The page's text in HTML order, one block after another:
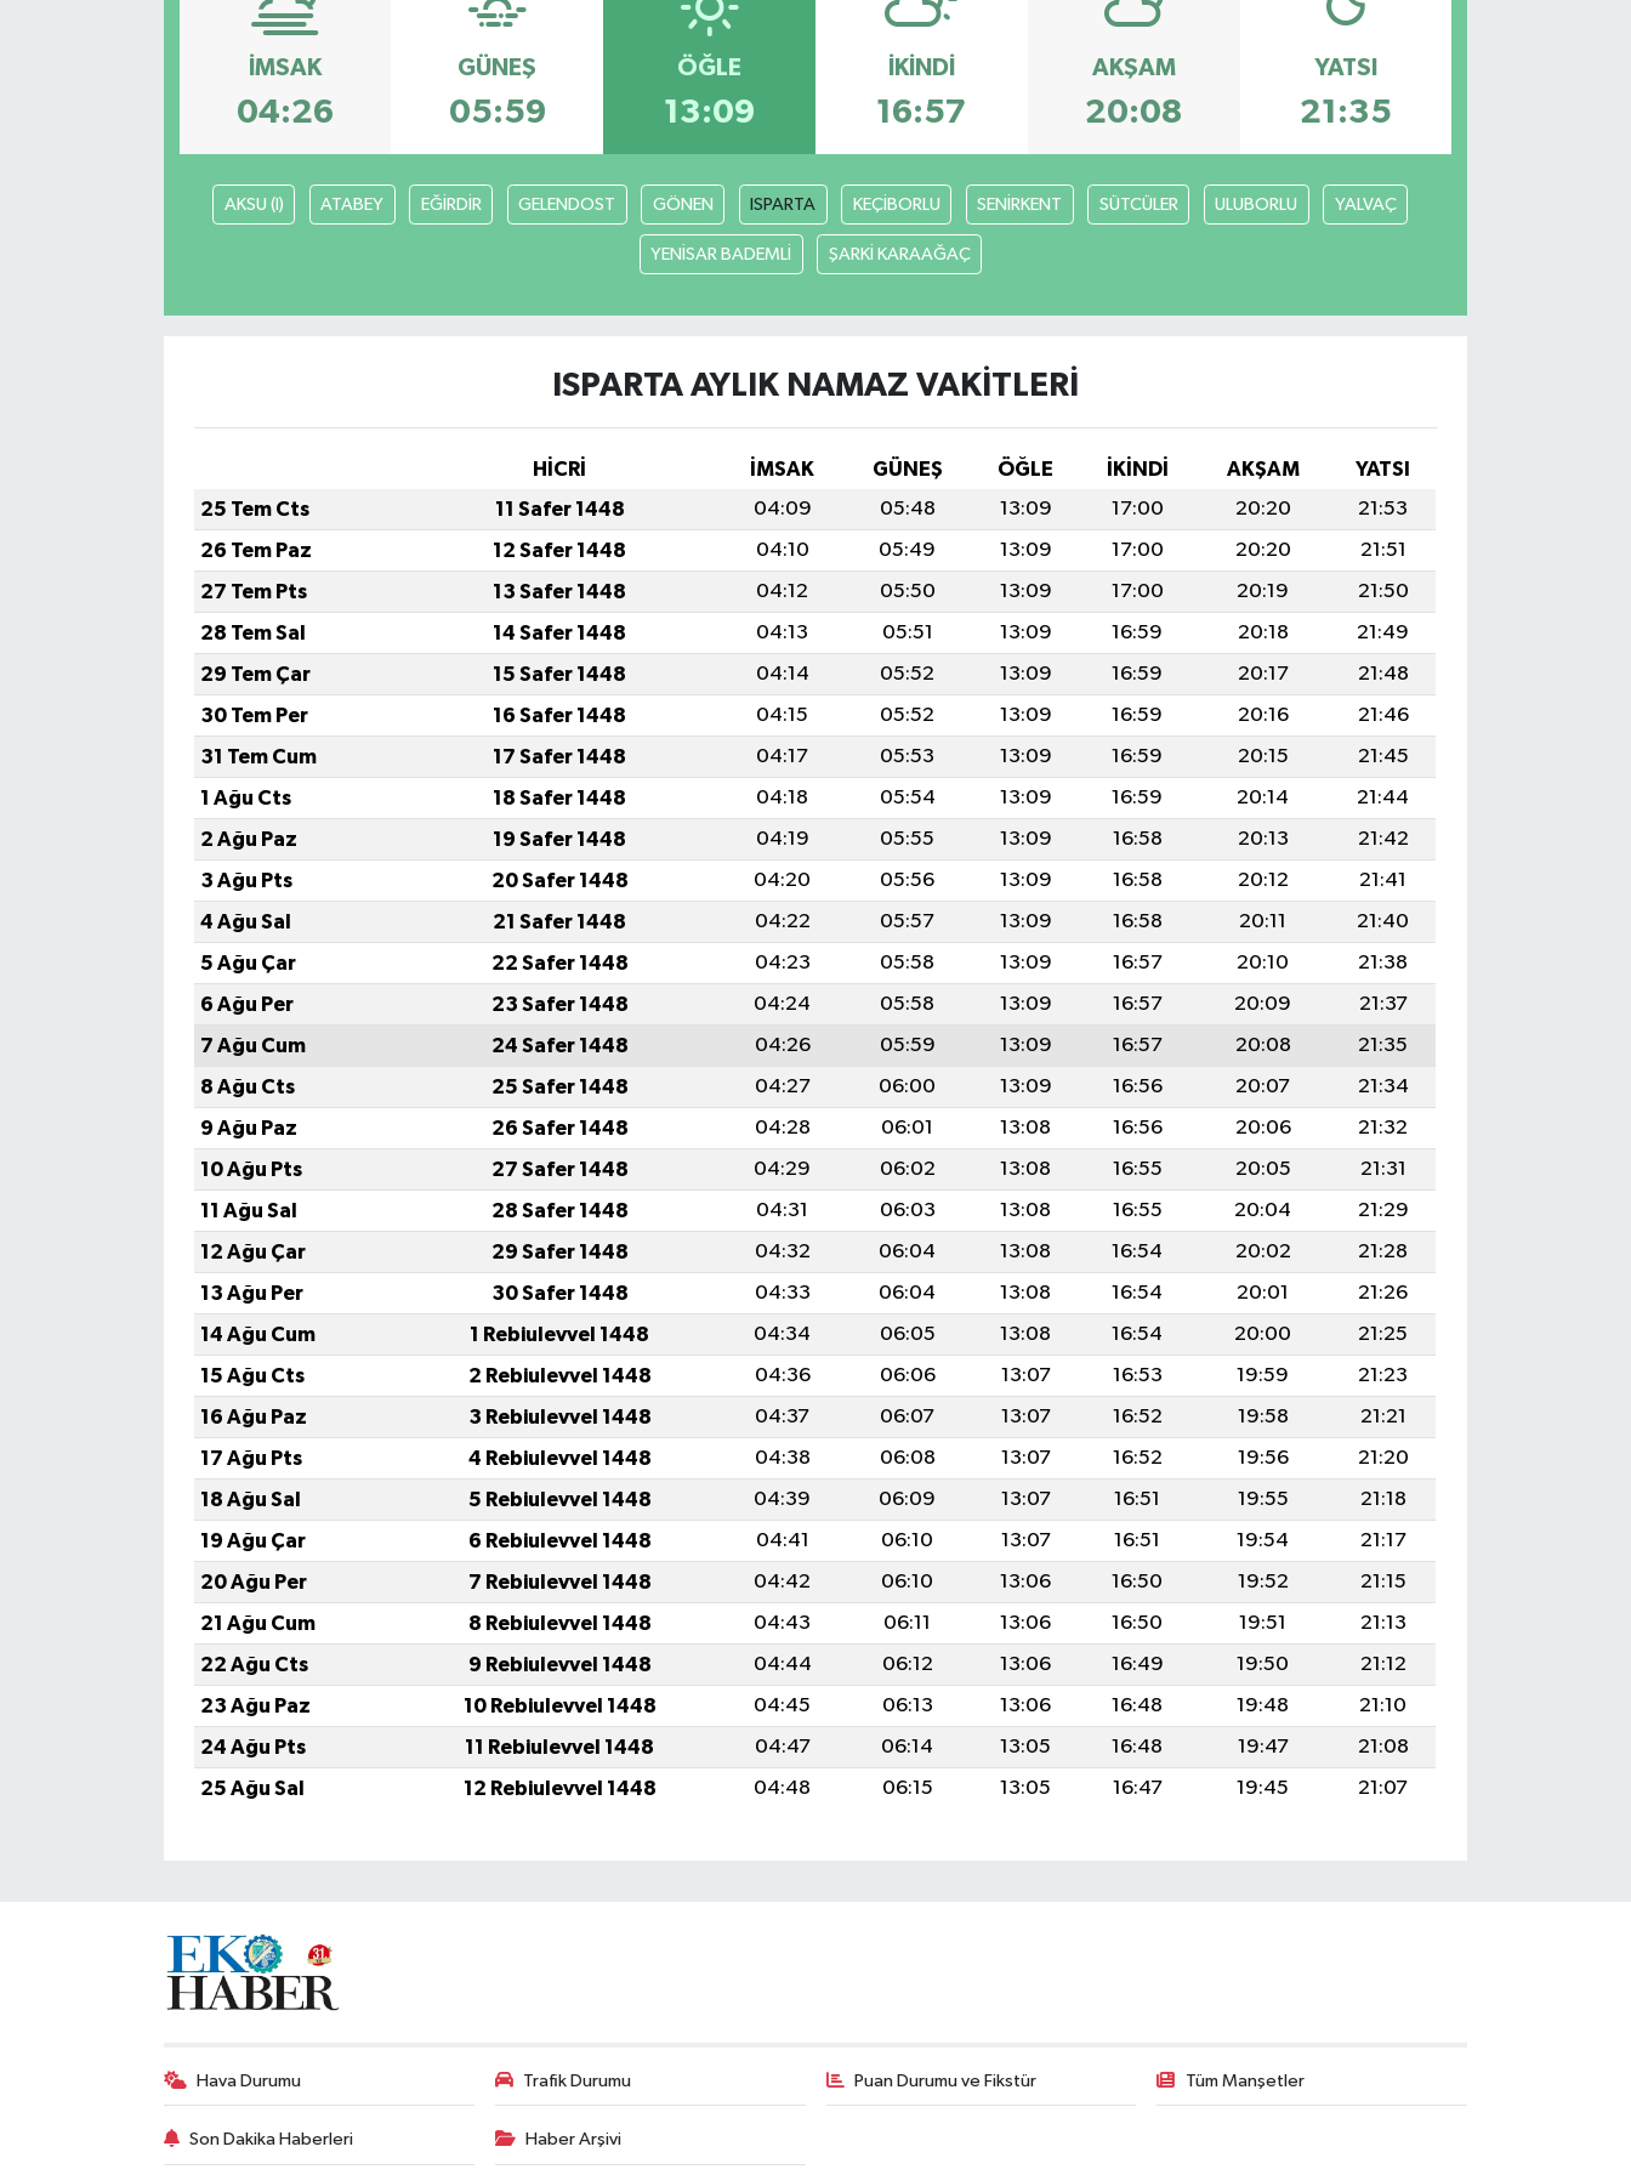
İMSAK
04:26
GÜNEŞ
05:59
ÖĞLE
13:09
İKINDI
16:57
AKŞAM
20:08
YATSI
21:35
AKSU (I) ATABEY EĞİRDİR GELENDOST GÖNEN ISPARTA KEÇİBORLU SENİRKENT SÜTCÜLER ULUBORLU YALVAÇ
YENİSAR BADEMLİ ŞARKİ KARAAĞAÇ
ISPARTA AYLIK NAMAZ VAKITLERI
HİCRİ İMSAK GÜNEŞ ÖĞLE İKINDI AKŞAM
YATSI
25 Tem Cts
11 Safer 1448 04:09 05:48 13:09 17:00 20:20
21:53
26 Tem Paz
12 Safer 1448 04:10 05:49 13:09 17:00 20:20
21:51
27 Tem Pts
13 Safer 1448 04:12 05:50 13:09 17:00 20:19
21:50
28 Tem Sal
14 Safer 1448 04:13 05:51 13:09 16:59 20:18
21:49
29 Tem Çar
15 Safer 1448 04:14 05:52 13:09 16:59 20:17
21:48
30 Tem Per
16 Safer 1448 04:15 05:52 13:09 16:59 20:16
21:46
31 Tem Cum
17 Safer 1448 04:17 05:53 13:09 16:59 20:15
21:45
1 Ağu Cts
18 Safer 1448 04:18 05:54 13:09 16:59 20:14
21:44
2 Ağu Paz
19 Safer 1448 04:19 05:55 13:09 16:58 20:13
21:42
3 Ağu Pts
20 Safer 1448 04:20 05:56 13:09 16:58 20:12
21:41
4 Ağu Sal
21 Safer 1448 04:22 05:57 13:09 16:58 20:11
21:40
5 Ağu Çar
22 Safer 1448 04:23 05:58 13:09 16:57 20:10
21:38
6 Ağu Per
23 Safer 1448 04:24 05:58 13:09 16:57 20:09
21:37
7 Ağu Cum
24 Safer 1448 04:26 05:59 13:09 16:57 20:08
21:35
8 Ağu Cts
25 Safer 1448 04:27 06:00 13:09 16:56 20:07
21:34
9 Ağu Paz
26 Safer 1448 04:28 06:01 13:08 16:56 20:06
21:32
10 Ağu Pts
27 Safer 1448 04:29 06:02 13:08 16:55 20:05
21:31
11 Ağu Sal
28 Safer 1448 04:31 06:03 13:08 16:55 20:04
21:29
12 Ağu Çar
29 Safer 1448 04:32 06:04 13:08 16:54 20:02
21:28
13 Ağu Per
30 Safer 1448 04:33 06:04 13:08 16:54 20:01
21:26
14 Ağu Cum
1 Rebiulevvel 1448 04:34 06:05 13:08 16:54 20:00
21:25
15 Ağu Cts
2 Rebiulevvel 1448 04:36 06:06 13:07 16:53 19:59
21:23
16 Ağu Paz
3 Rebiulevvel 1448 04:37 06:07 13:07 16:52 19:58
21:21
17 Ağu Pts
4 Rebiulevvel 1448 04:38 06:08 13:07 16:52 19:56
21:20
18 Ağu Sal
5 Rebiulevvel 1448 04:39 06:09 13:07 16:51 19:55
21:18
19 Ağu Çar
6 Rebiulevvel 1448 04:41 06:10 13:07 16:51 19:54
21:17
20 Ağu Per
7 Rebiulevvel 1448 04:42 06:10 13:06 16:50 19:52
21:15
21 Ağu Cum
8 Rebiulevvel 1448 04:43 06:11 13:06 16:50 19:51
21:13
22 Ağu Cts
9 Rebiulevvel 1448 04:44 06:12 13:06 16:49 19:50
21:12
23 Ağu Paz
10 Rebiulevvel 1448 04:45 06:13 13:06 16:48 19:48
21:10
24 Ağu Pts
11 Rebiulevvel 1448 04:47 06:14 13:05 16:48 19:47
21:08
25 Ağu Sal
12 Rebiulevvel 1448 04:48 06:15 13:05 16:47 19:45 21:07
Hava Durumu Trafik Durumu Puan Durumu ve Fikstür Tüm Manşetler
Son Dakika Haberleri Haber Arşivi